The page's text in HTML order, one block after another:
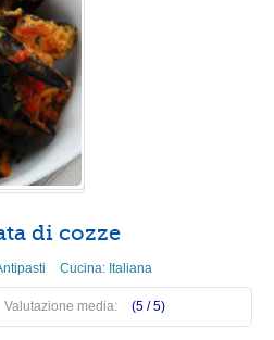
di cozze
Cucina: Italiana
Valutazione media: (5 /5)